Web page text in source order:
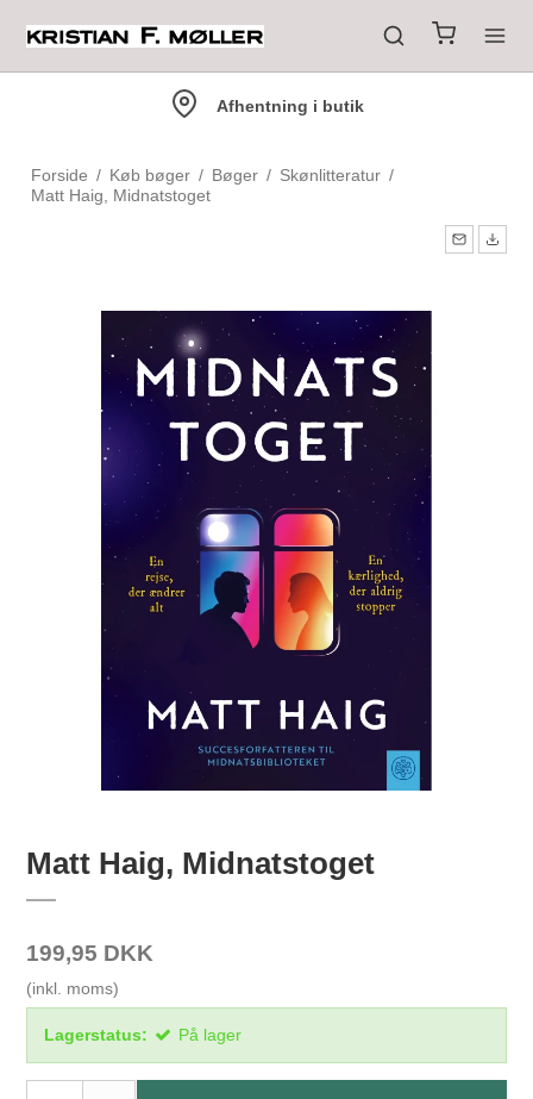
Afhentning i butik
Forside / Køb bøger / Bøger / Skønlitteratur /
Matt Haig, Midnatstoget
Matt Haig, Midnatstoget
199,95 DKK
(inkl. moms)
Lagerstatus: På lager